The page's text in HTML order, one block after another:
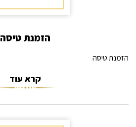
הזמנת טיסה
הזמנת טיסה
קרא עוד